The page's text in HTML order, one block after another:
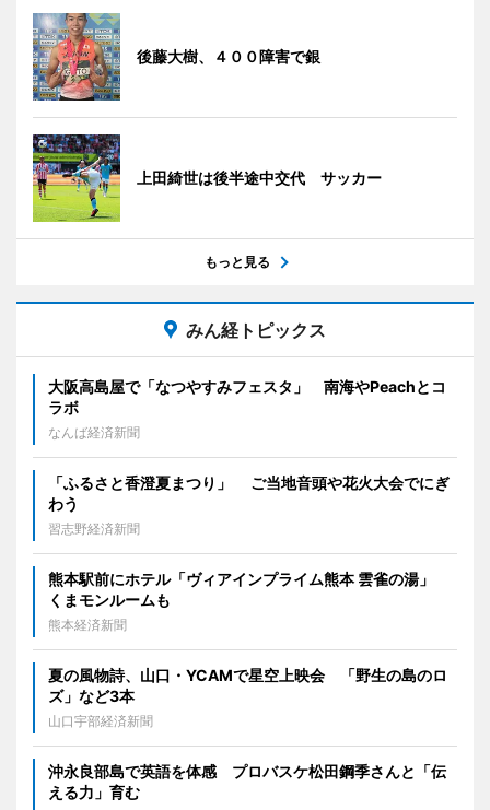
後藤大樹、４００障害で銀
上田綺世は後半途中交代 サッカー
もっと見る
みん経トピックス
大阪高島屋で「なつやすみフェスタ」 南海やPeachとコ
ラボ
なんば経済新聞
「ふるさと香澄夏まつり」 ご当地音頭や花火大会でにぎ
わう
習志野経済新聞
熊本駅前にホテル「ヴィアインプライム熊本 雲雀の湯」
くまモンルームも
熊本経済新聞
夏の風物詩、山口・YCAMで星空上映会 「野生の島のロ
ズ」など3本
山口宇部経済新聞
沖永良部島で英語を体感 プロバスケ松田鋼季さんと「伝
える力」育む